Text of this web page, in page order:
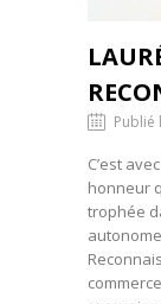
Publié
C’est
honneur
trophée